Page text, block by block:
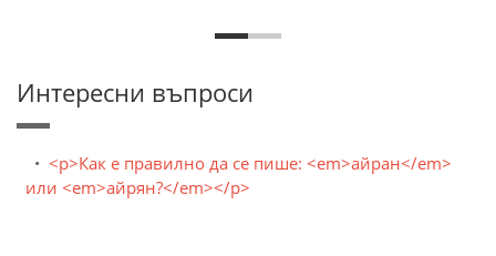
Интересни въпроси
<p>Как е правилно да се пише: <em>айран</em>
или <em>айрян?</em></p>